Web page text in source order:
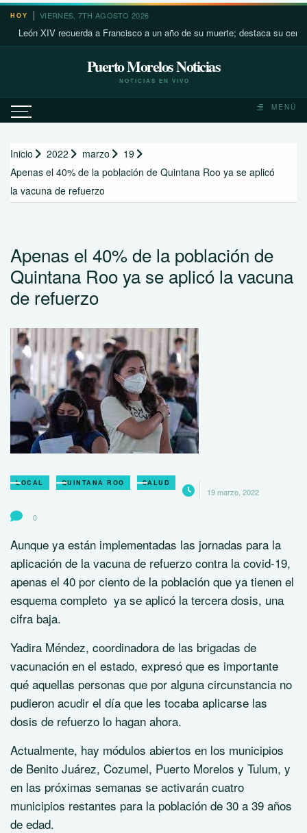
Saltar
contenido
HOY VIERNES, 7TH AGOSTO 2026
León XIV recuerda a Francisco a un año de su muerte; destaca su cercanía
Puerto Morelos Noticias
NOTICIAS EN VIVO
MENÚ
Inicio 2022 marzo
19
Apenas el 40% de la población de Quintana Roo ya se aplicó
la vacuna de refuerzo
Apenas el 40% de la población de
Quintana Roo ya se aplicó la vacuna
de refuerzo
LOCAL QUINTANA ROO SALUD
19 marzo, 2022
0
Aunque ya están implementadas las jornadas para la
aplicación de la vacuna de refuerzo contra la covid-19,
apenas el 40 por ciento de la población que ya tienen el
esquema completo ya se aplicó la tercera dosis, una
cifra baja.
Yadira Méndez, coordinadora de las brigadas de
vacunación en el estado, expresó que es importante
qué aquellas personas que por alguna circunstancia no
pudieron acudir el día que les tocaba aplicarse las
dosis de refuerzo lo hagan ahora.
Actualmente, hay módulos abiertos en los municipios
de Benito Juárez, Cozumel, Puerto Morelos y Tulum, y
en las próximas semanas se activarán cuatro
municipios restantes para la población de 30 a 39 años
de edad.